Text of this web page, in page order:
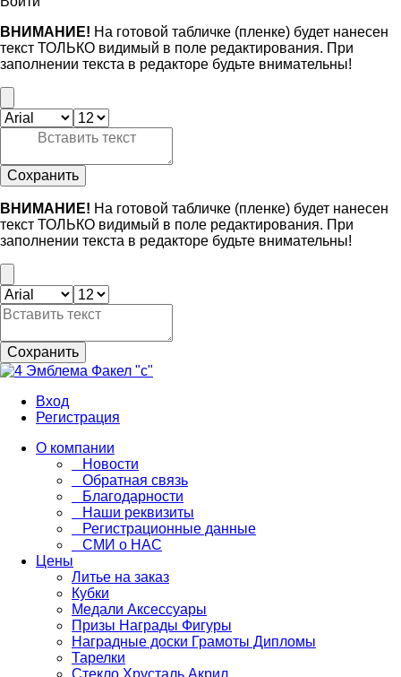
ВНИМАНИЕ! На готовой табличке (пленке) будет нанесен
текст ТОЛЬКО видимый в поле редактирования. При
заполнении текста в редакторе будьте внимательны!
Сохранить
ВНИМАНИЕ! На готовой табличке (пленке) будет нанесен
текст ТОЛЬКО видимый в поле редактирования. При
заполнении текста в редакторе будьте внимательны!
Сохранить
Вход
Регистрация
О компании
Новости
Обратная связь
Благодарности
Наши реквизиты
Регистрационные данные
СМИ о НАС
Цены
Литье на заказ
Кубки
Медали Аксессуары
Призы Награды Фигуры
Наградные доски Грамоты Дипломы
Тарелки